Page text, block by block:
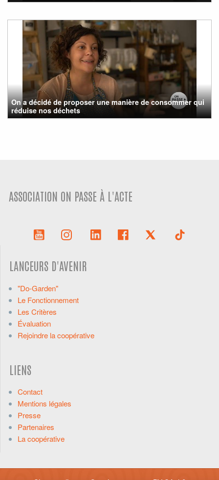
On a décidé de proposer une manière de consommer qui
réduise nos déchets
ASSOCIATION ON PASSE À L'ACTE
LANCEURS D'AVENIR
"Do-Garden"
Le Fonctionnement
Les Critères
Évaluation
Rejoindre la coopérative
LIENS
Contact
Mentions légales
Presse
Partenaires
La coopérative